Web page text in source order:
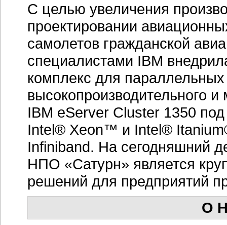
C целью увеличения
проектировании
самолетов гражданской
специалистами IBM
комплекс для
высокопроизводительного
IBM eServer Cluster 1350
Intel® Xeon™ и Intel®
Infiniband. На сегодняшний
НПО «Сатурн» является
решений для предприятий
О